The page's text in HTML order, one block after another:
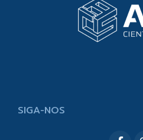
SIGA-NOS